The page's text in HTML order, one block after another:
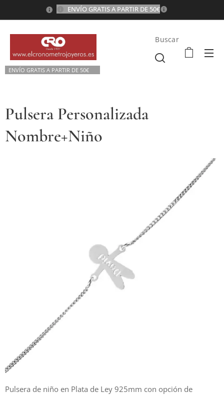
ENVÍO GRATIS A PARTIR DE 50€
ENVÍO GRATIS A PARTIR DE 50€💫
Buscar
Pulsera Personalizada
Nombre+Niño
Pulsera de niño en Plata de Ley 925mm con opción de